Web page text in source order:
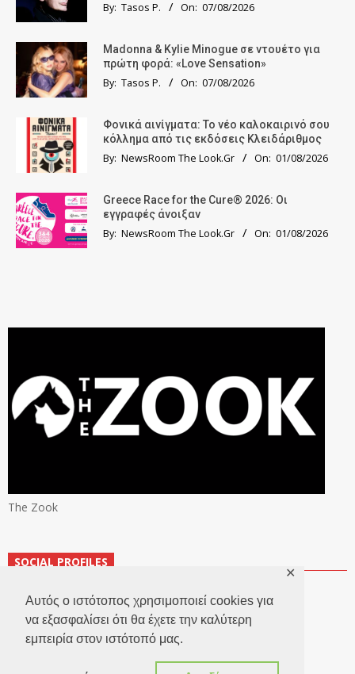
Αυτός ο ιστότοπος χρησιμοποιεί cookies για
να εξασφαλίσει ότι θα έχετε την καλύτερη
εμπειρία στον ιστότοπό μας.
✕
By: Tasos P. On: 07/08/2026
Madonna & Kylie Minogue σε ντουέτο για
πρώτη φορά: «Love Sensation»
By: Tasos P. On: 07/08/2026
Φονικά αινίγματα: Το νέο καλοκαιρινό σου
κόλλημα από τις εκδόσεις Κλειδάριθμος
By: NewsRoom The Look.Gr On: 01/08/2026
Greece Race for the Cure® 2026: Οι
εγγραφές άνοιξαν
By: NewsRoom The Look.Gr On: 01/08/2026
The Zook
SOCIAL PROFILES